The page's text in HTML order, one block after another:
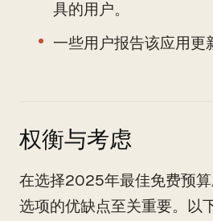
具的用户。
一些用户报告该应用更
权衡与考虑
在选择2025年最佳免费预
选项的优缺点至关重要。以